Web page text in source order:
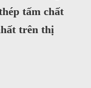
tấm chất
trên thị